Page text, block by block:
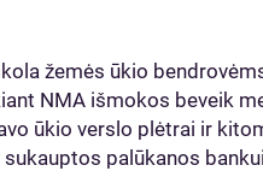
žemės ūkio
NMA išmokos beveik
ūkio verslo plėtrai ir
palūkanos